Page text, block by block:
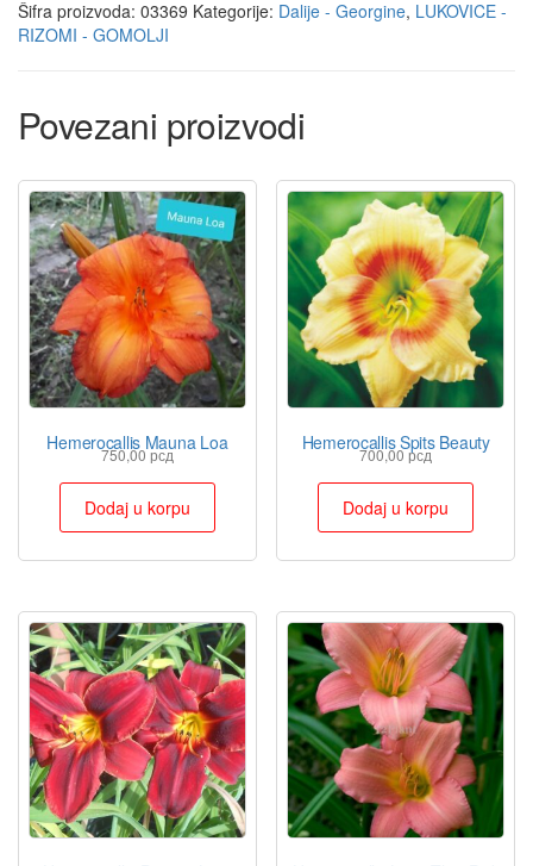
Šifra proizvoda: 03369 Kategorije: Dalije - Georgine, LUKOVICE -
RIZOMI - GOMOLJI
Povezani proizvodi
Hemerocallis Mauna Loa
750,00рсд
Dodaj u korpu
Hemerocallis Spits Beauty
700,00рсд
Dodaj u korpu